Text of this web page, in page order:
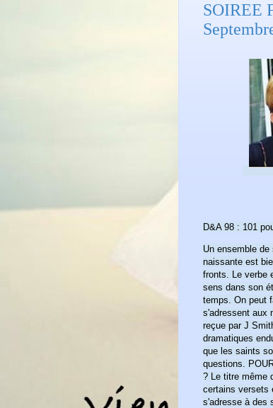
SOIREE
D&A 98 : 101
Un ensemble
naissante est
fronts. Le verbe
sens dans son
temps. On peut
s'adressent aux
reçue par J
dramatiques
que les saints
questions.
? Le titre même
certains versets
s'adresse à des